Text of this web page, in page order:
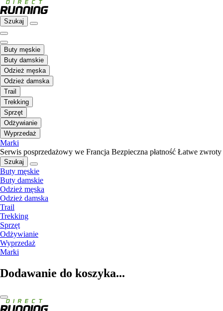
Szukaj
Buty męskie
Buty damskie
Odzież męska
Odzież damska
Trail
Trekking
Sprzęt
Odżywianie
Wyprzedaż
Marki
Serwis posprzedażowy we Francja Bezpieczna płatność Łatwe zwroty
Szukaj
Buty męskie
Buty damskie
Odzież męska
Odzież damska
Trail
Trekking
Sprzęt
Odżywianie
Wyprzedaż
Marki
Dodawanie do koszyka...